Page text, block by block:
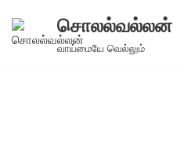
Skip
சொலல்வல்லன்
வாய்மையே வெல்லும்